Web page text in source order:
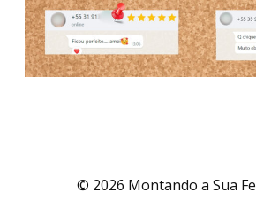
© 2026 Montando a Sua